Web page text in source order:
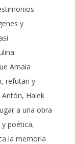
y
Amaia
refutan y
Haiek
a una obra
poética,
la memoria